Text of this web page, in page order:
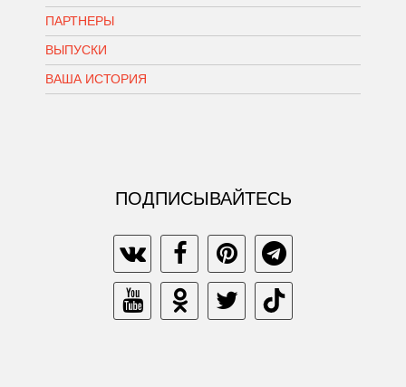
ПАРТНЕРЫ
ВЫПУСКИ
ВАША ИСТОРИЯ
ПОДПИСЫВАЙТЕСЬ